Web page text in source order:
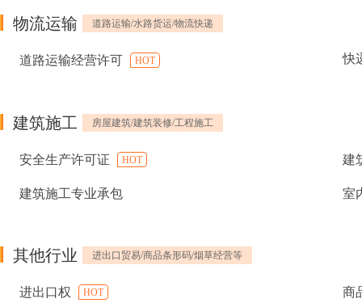
物流运输 道路运输/水路货运/物流快递
道路运输经营许可 HOT 快
建筑施工 房屋建筑/建筑装修/工程施工
安全生产许可证 HOT 建
建筑施工专业承包 室
其他行业 进出口贸易/商品条形码/烟草经营等
进出口权 HOT 商